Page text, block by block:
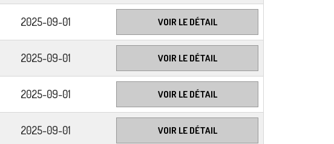
2025-09-01 VOIR LE DÉTAIL
2025-09-01 VOIR LE DÉTAIL
2025-09-01 VOIR LE DÉTAIL
2025-09-01 VOIR LE DÉTAIL